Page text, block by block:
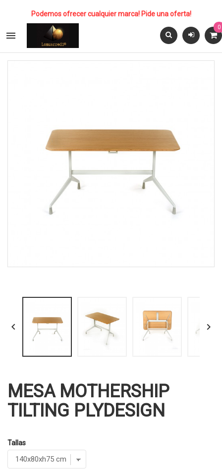
Podemos ofrecer cualquier marca! Pide una oferta!

0
 
MESA MOTHERSHIP
TILTING PLYDESIGN
Tallas